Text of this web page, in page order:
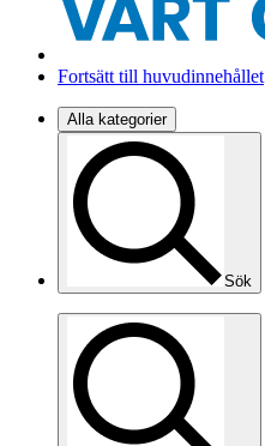
Fortsätt till huvudinnehållet
Alla kategorier
Sök